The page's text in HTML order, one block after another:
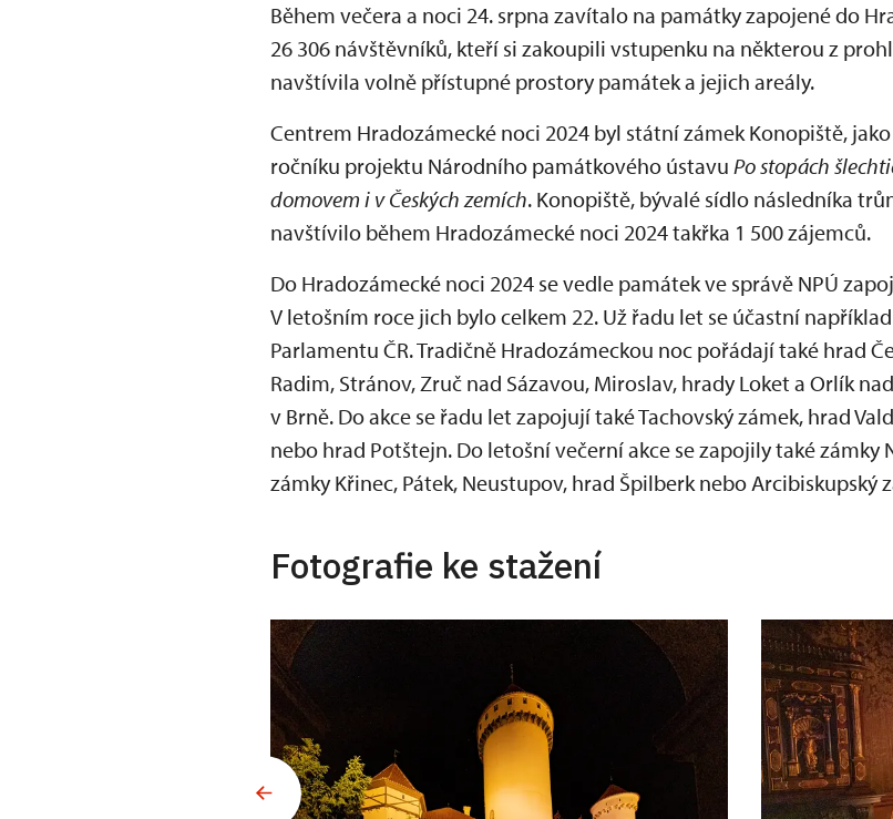
Během večera a noci 24. srpna zavítalo na památky zapojené do
26 306 návštěvníků, kteří si zakoupili vstupenku na některou z
navštívila volně přístupné prostory památek a jejich areály.
Centrem Hradozámecké noci 2024 byl státní zámek Konopiště,
ročníku projektu Národního památkového ústavu Po stopách
domovem i v Českých zemích. Konopiště, bývalé sídlo následníka
navštívilo během Hradozámecké noci 2024 takřka 1 500 zájemců.
Do Hradozámecké noci 2024 se vedle památek ve správě NPÚ
V letošním roce jich bylo celkem 22. Už řadu let se účastní
Parlamentu ČR. Tradičně Hradozámeckou noc pořádají také hrad
Radim, Stránov, Zruč nad Sázavou, Miroslav, hrady Loket a Orlík
v Brně. Do akce se řadu let zapojují také Tachovský zámek, hrad
nebo hrad Potštejn. Do letošní večerní akce se zapojily také zámky
zámky Křinec, Pátek, Neustupov, hrad Špilberk nebo Arcibiskupský
Fotografie ke stažení